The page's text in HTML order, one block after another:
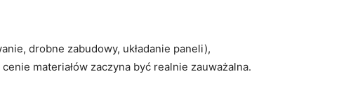
drobne zabudowy, układanie paneli),
materiałów zaczyna być realnie zauważalna.